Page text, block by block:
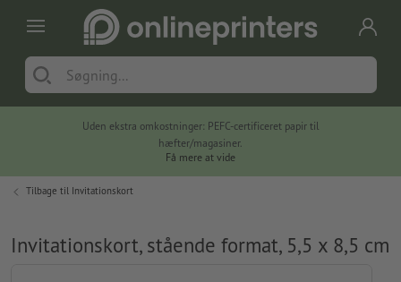
Uden ekstra omkostninger: PEFC-certificeret papir til
hæfter/magasiner.
Få mere at vide
Tilbage til Invitationskort
Invitationskort, stående format, 5,5 x 8,5 cm